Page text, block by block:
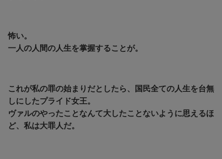
怖い。
一人の人間の人生を掌握することが。
これが私の罪の始まりだとしたら、国民全ての人生を台無
しにしたプライド女王。
ヴァルのやったことなんて大したことないように思えるほ
ど、私は大罪人だ。